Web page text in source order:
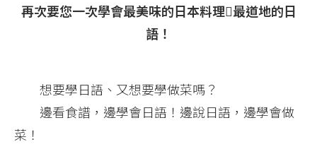
再次要您一次學會最美味的日本料理最道地的日
語！
想要學日語、又想要學做菜嗎？
邊看食譜，邊學會日語！邊說日語，邊學會做
菜！